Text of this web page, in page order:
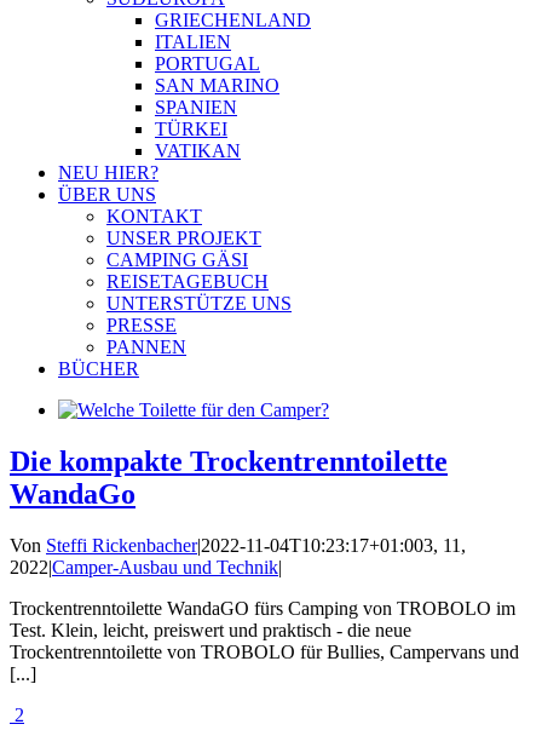
GRIECHENLAND
ITALIEN
PORTUGAL
SAN MARINO
SPANIEN
TÜRKEI
VATIKAN
NEU HIER?
ÜBER UNS
KONTAKT
UNSER PROJEKT
CAMPING GÄSI
REISETAGEBUCH
UNTERSTÜTZE UNS
PRESSE
PANNEN
BÜCHER
Die kompakte Trockentrenntoilette
WandaGo
Von Steffi Rickenbacher|2022-11-04T10:23:17+01:003, 11,
2022|Camper-Ausbau und Technik|
Trockentrenntoilette WandaGO fürs Camping von TROBOLO im
Test. Klein, leicht, preiswert und praktisch - die neue
Trockentrenntoilette von TROBOLO für Bullies, Campervans und
[...]
2